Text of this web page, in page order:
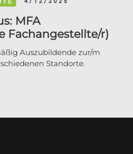
4/12/2025
MFA
Fachangestellte/r)
Auszubildende zur/m
Standorte.